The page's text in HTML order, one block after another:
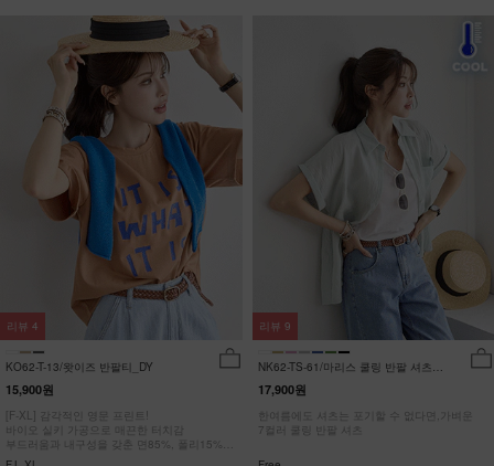
KO62-T-13/왓이즈 반팔티_DY
15,900원
[F-XL] 감각적인 영문 프린트!
바이오 실키 가공으로 매끈한 터치감
부드러움과 내구성을 갖춘 면85%, 폴리15%
#NAK MADE.
리뷰 4
NK62-TS-61/마리스 쿨링 반팔 셔츠
17,900원
한여름에도 셔츠는 포기할 수 없다면,가벼운
7컬러 쿨링 반팔 셔츠
리뷰 9